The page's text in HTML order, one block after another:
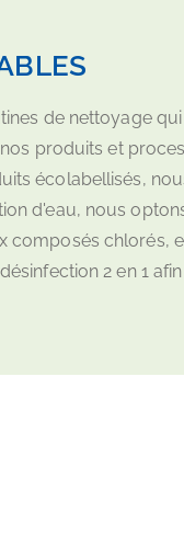
de nettoyage
produits et
écolabellisés,
d'eau, nous
composés chlorés,
2 en 1